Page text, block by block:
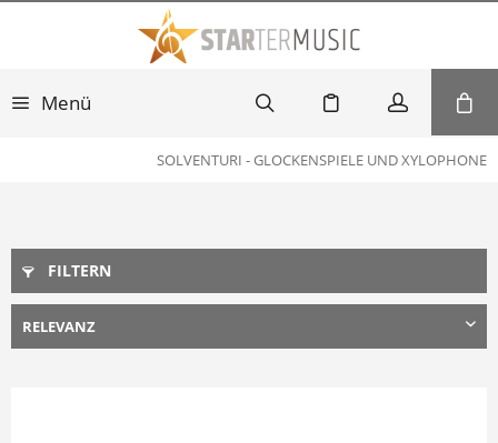
Menü
SOLVENTURI - GLOCKENSPIELE UND XYLOPHONE
FILTERN